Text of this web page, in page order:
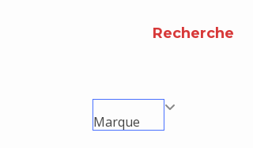
Recherche
Marque